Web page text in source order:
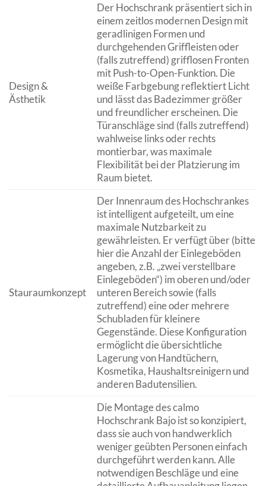
Design &
Ästhetik
Der Hochschrank präsentiert sich in
einem zeitlos modernen Design mit
geradlinigen Formen und
durchgehenden Griffleisten oder
(falls zutreffend) grifflosen Fronten
mit Push-to-Open-Funktion. Die
weiße Farbgebung reflektiert Licht
und lässt das Badezimmer größer
und freundlicher erscheinen. Die
Türanschläge sind (falls zutreffend)
wahlweise links oder rechts
montierbar, was maximale
Flexibilität bei der Platzierung im
Raum bietet.
Stauraumkonzept
Der Innenraum des Hochschrankes
ist intelligent aufgeteilt, um eine
maximale Nutzbarkeit zu
gewährleisten. Er verfügt über (bitte
hier die Anzahl der Einlegeböden
angeben, z.B. „zwei verstellbare
Einlegeböden“) im oberen und/oder
unteren Bereich sowie (falls
zutreffend) eine oder mehrere
Schubladen für kleinere
Gegenstände. Diese Konfiguration
ermöglicht die übersichtliche
Lagerung von Handtüchern,
Kosmetika, Haushaltsreinigern und
anderen Badutensilien.
Die Montage des calmo
Hochschrank Bajo ist so konzipiert,
dass sie auch von handwerklich
weniger geübten Personen einfach
durchgeführt werden kann. Alle
notwendigen Beschläge und eine